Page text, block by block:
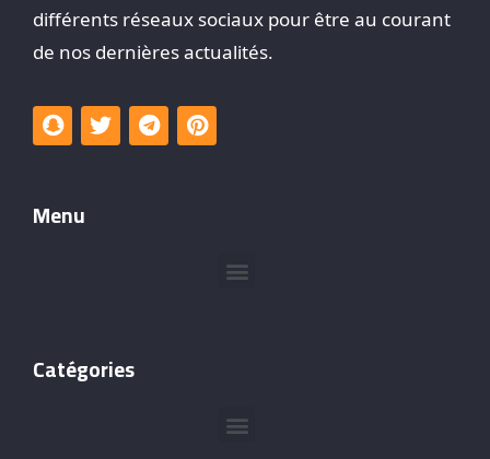
différents réseaux sociaux pour être au courant
de nos dernières actualités.
Menu
Catégories